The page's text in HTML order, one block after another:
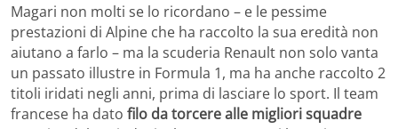
Magari non molti se lo ricordano – e le pessime
prestazioni di Alpine che ha raccolto la sua eredità non
aiutano a farlo – ma la scuderia Renault non solo vanta
un passato illustre in Formula 1, ma ha anche raccolto 2
titoli iridati negli anni, prima di lasciare lo sport. Il team
francese ha dato filo da torcere alle migliori squadre